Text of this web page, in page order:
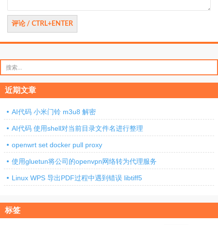
索：
近期文章
AI代码 小米门铃 m3u8 解密
AI代码 使用shell对当前目录文件名进行整理
openwrt set docker pull proxy
使用gluetun将公司的openvpn网络转为代理服务
Linux WPS 导出PDF过程中遇到错误 libtiff5
标签